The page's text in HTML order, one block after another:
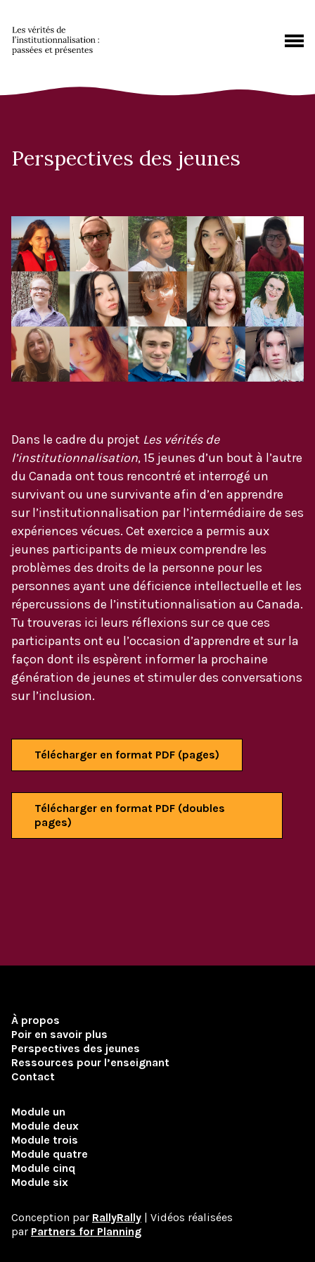
Perspectives des jeunes
Dans le cadre du projet Les vérités de
l’institutionnalisation, 15 jeunes d’un bout à l’autre
du Canada ont tous rencontré et interrogé un
survivant ou une survivante afin d’en apprendre
sur l’institutionnalisation par l’intermédiaire de ses
expériences vécues. Cet exercice a permis aux
jeunes participants de mieux comprendre les
problèmes des droits de la personne pour les
personnes ayant une déficience intellectuelle et les
répercussions de l’institutionnalisation au Canada.
Tu trouveras ici leurs réflexions sur ce que ces
participants ont eu l’occasion d’apprendre et sur la
façon dont ils espèrent informer la prochaine
génération de jeunes et stimuler des conversations
sur l’inclusion.
Télécharger en format PDF (pages)
Télécharger en format PDF (doubles
pages)
À propos
Poir en savoir plus
Perspectives des jeunes
Ressources pour l’enseignant
Contact
Module un
Module deux
Module trois
Module quatre
Module cinq
Module six
Conception par RallyRally | Vidéos réalisées
par Partners for Planning